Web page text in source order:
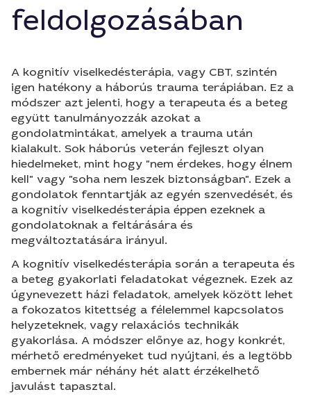
feldolgozásában
A kognitív viselkedésterápia, vagy CBT, szintén
igen hatékony a háborús trauma terápiában. Ez a
módszer azt jelenti, hogy a terapeuta és a beteg
együtt tanulmányozzák azokat a
gondolatmintákat, amelyek a trauma után
kialakult. Sok háborús veterán fejleszt olyan
hiedelmeket, mint hogy "nem érdekes, hogy élnem
kell" vagy "soha nem leszek biztonságban". Ezek a
gondolatok fenntartják az egyén szenvedését, és
a kognitív viselkedésterápia éppen ezeknek a
gondolatoknak a feltárására és
megváltoztatására irányul.
A kognitív viselkedésterápia során a terapeuta és
a beteg gyakorlati feladatokat végeznek. Ezek az
úgynevezett házi feladatok, amelyek között lehet
a fokozatos kitettség a félelemmel kapcsolatos
helyzeteknek, vagy relaxációs technikák
gyakorlása. A módszer előnye az, hogy konkrét,
mérhető eredményeket tud nyújtani, és a legtöbb
embernek már néhány hét alatt érzékelhető
javulást tapasztal.